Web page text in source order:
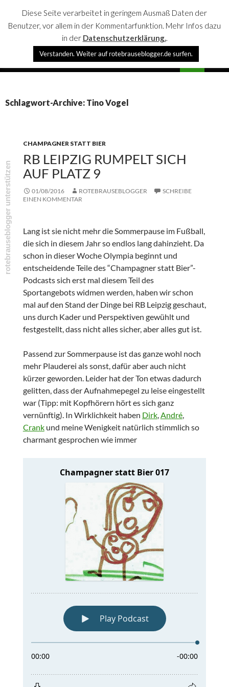
rotebrauseblogger
SPRINGE
Schlagwort-Archive: Tino Vogel
CHAMPAGNER STATT BIER
RB LEIPZIG RUMPELT SICH
AUF PLATZ 9
01/08/2016 ROTEBRAUSEBLOGGER
SCHREIBE
EINEN KOMMENTAR
Lang ist sie nicht mehr die Sommerpause im Fußball,
die sich in diesem Jahr so endlos lang dahinzieht. Da
schon in dieser Woche Olympia beginnt und
entscheidende Teile des “Champagner statt Bier”-
Podcasts sich erst mal diesem Teil des
Sportangebots widmen werden, haben wir schon
mal auf den Stand der Dinge bei RB Leipzig geschaut,
uns durch Kader und Perspektiven gewühlt und
festgestellt, dass nicht alles sicher, aber alles gut ist.
Passend zur Sommerpause ist das ganze wohl noch
mehr Plauderei als sonst, dafür aber auch nicht
kürzer geworden. Leider hat der Ton etwas dadurch
gelitten, dass der Aufnahmepegel zu leise eingestellt
war (Tipp: mit Kopfhörern hört es sich ganz
vernünftig). In Wirklichkeit haben Dirk,André,
Crankund meine Wenigkeit natürlich stimmlich so
charmant gesprochen wie immer
Diese Seite verarbeitet in geringem Ausmaß Daten der
Benutzer, vor allem in der Kommentarfunktion. Mehr Infos dazu
in der Datenschutzerklärung..
Verstanden. Weiter auf rotebrauseblogger.de surfen.
rotebrauseblogger unterstützen